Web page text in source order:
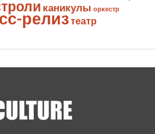
каникулы оркестр
релизтеатр